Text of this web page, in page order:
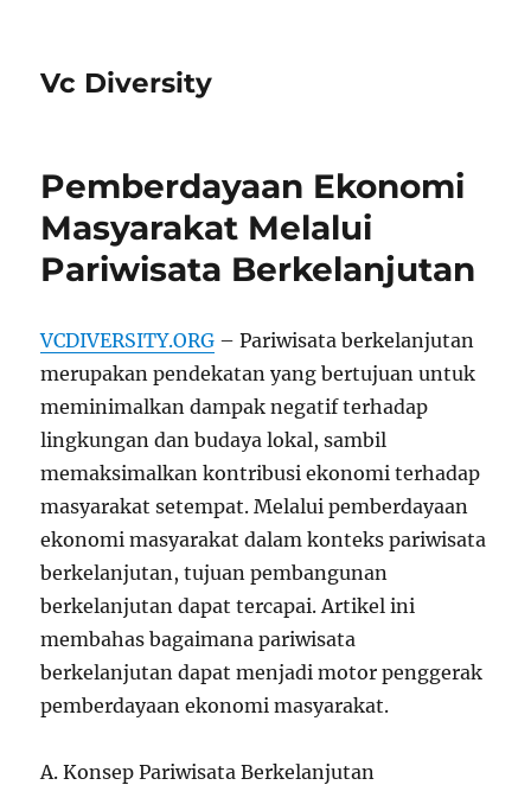
Vc Diversity
Pemberdayaan Ekonomi
Masyarakat Melalui
Pariwisata Berkelanjutan
VCDIVERSITY.ORG – Pariwisata berkelanjutan
merupakan pendekatan yang bertujuan untuk
meminimalkan dampak negatif terhadap
lingkungan dan budaya lokal, sambil
memaksimalkan kontribusi ekonomi terhadap
masyarakat setempat. Melalui pemberdayaan
ekonomi masyarakat dalam konteks pariwisata
berkelanjutan, tujuan pembangunan
berkelanjutan dapat tercapai. Artikel ini
membahas bagaimana pariwisata
berkelanjutan dapat menjadi motor penggerak
pemberdayaan ekonomi masyarakat.
A. Konsep Pariwisata Berkelanjutan